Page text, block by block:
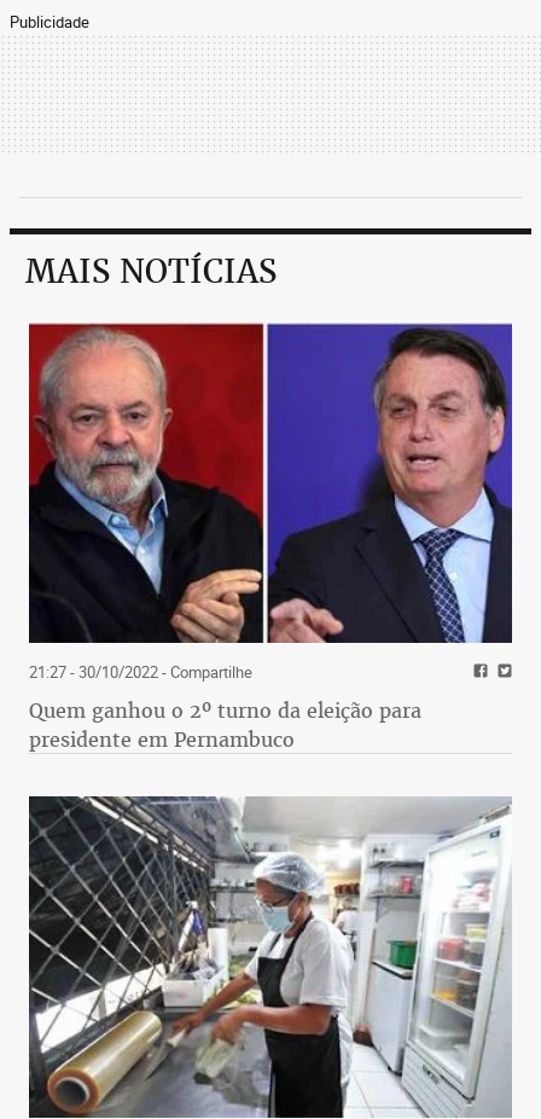
Publicidade
MAIS NOTÍCIAS
21:27 - 30/10/2022- Compartilhe
Quem ganhou o 2º turno da eleição para
presidente em Pernambuco